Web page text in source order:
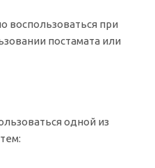
воспользоваться при
постамата или
одной из